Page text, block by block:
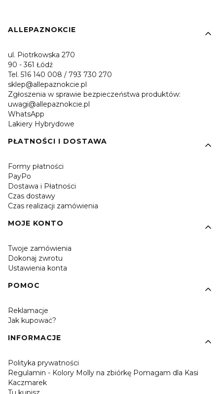
Linki w stopce
ALLEPAZNOKCIE
ul. Piotrkowska 270
90 - 361 Łódź
Tel. 516 140 008 / 793 730 270
sklep@allepaznokcie.pl
Zgłoszenia w sprawie bezpieczeństwa produktów:
uwagi@allepaznokcie.pl
WhatsApp
Lakiery Hybrydowe
PŁATNOŚCI I DOSTAWA
Formy płatności
PayPo
Dostawa i Płatności
Czas dostawy
Czas realizacji zamówienia
MOJE KONTO
Twoje zamówienia
Dokonaj zwrotu
Ustawienia konta
POMOC
Reklamacje
Jak kupować?
INFORMACJE
Polityka prywatności
Regulamin - Kolory Molly na zbiórkę Pomagam dla Kasi
Kaczmarek